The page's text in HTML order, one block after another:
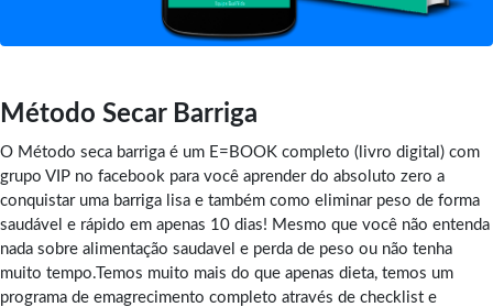
Método Secar Barriga
O Método seca barriga é um E=BOOK completo (livro digital) com
grupo VIP no facebook para você aprender do absoluto zero a
conquistar uma barriga lisa e também como eliminar peso de forma
saudável e rápido em apenas 10 dias! Mesmo que você não entenda
nada sobre alimentação saudavel e perda de peso ou não tenha
muito tempo.Temos muito mais do que apenas dieta, temos um
programa de emagrecimento completo através de checklist e